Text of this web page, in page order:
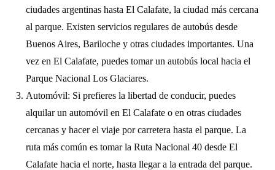
ciudades argentinas hasta El Calafate, la ciudad más cercana
al parque. Existen servicios regulares de autobús desde
Buenos Aires, Bariloche y otras ciudades importantes. Una
vez en El Calafate, puedes tomar un autobús local hacia el
Parque Nacional Los Glaciares.
Automóvil: Si prefieres la libertad de conducir, puedes
alquilar un automóvil en El Calafate o en otras ciudades
cercanas y hacer el viaje por carretera hasta el parque. La
ruta más común es tomar la Ruta Nacional 40 desde El
Calafate hacia el norte, hasta llegar a la entrada del parque.